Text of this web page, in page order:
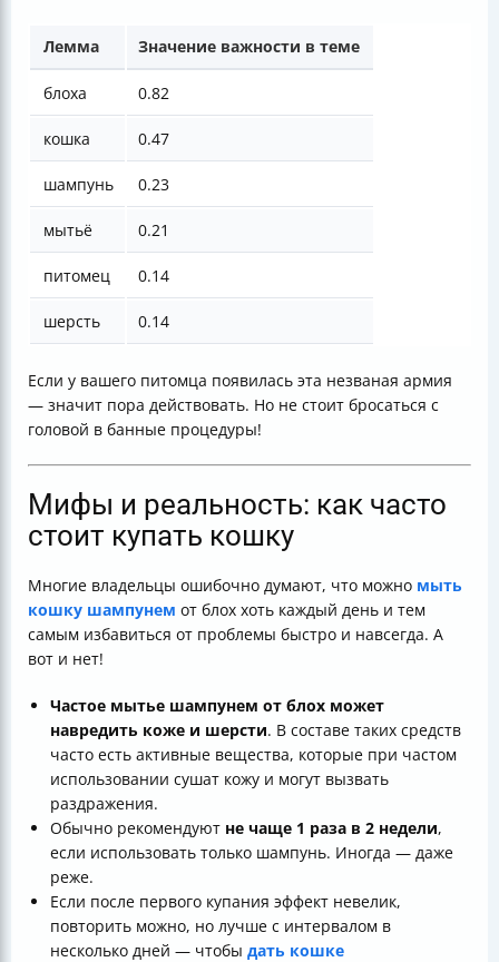
Лемма Значение важности в теме
блоха 0.82
кошка 0.47
шампунь 0.23
мытьё 0.21
питомец 0.14
шерсть 0.14
Если у вашего питомца появилась эта незваная армия
— значит пора действовать. Но не стоит бросаться с
головой в банные процедуры!
Мифы и реальность: как часто
стоит купать кошку
Многие владельцы ошибочно думают, что можно мыть
кошку шампунем от блох хоть каждый день и тем
самым избавиться от проблемы быстро и навсегда. А
вот и нет!
Частое мытье шампунем от блох может
навредить коже и шерсти. В составе таких средств
часто есть активные вещества, которые при частом
использовании сушат кожу и могут вызвать
раздражения.
Обычно рекомендуют не чаще 1 раза в 2 недели,
если использовать только шампунь. Иногда — даже
реже.
Если после первого купания эффект невелик,
повторить можно, но лучше с интервалом в
несколько дней — чтобы дать кошке